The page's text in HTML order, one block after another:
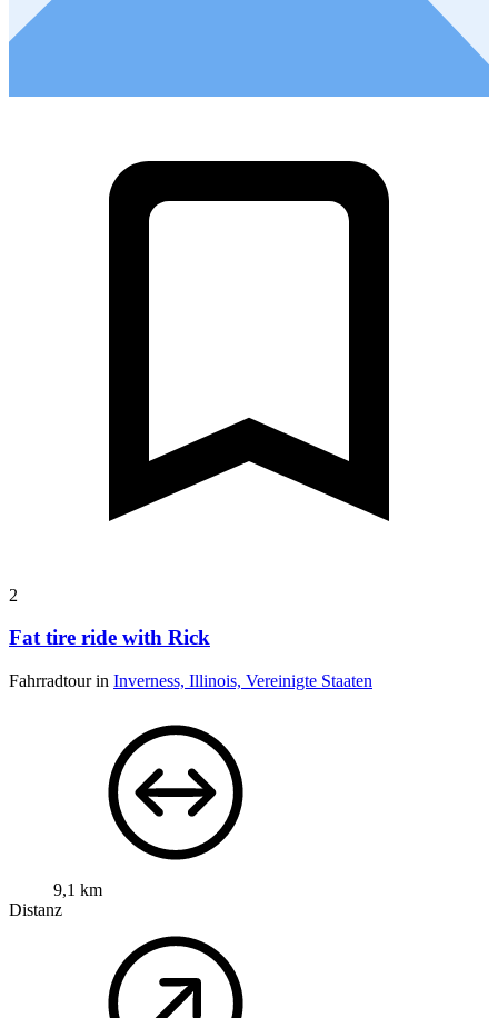
2
Fat tire ride with Rick
Fahrradtour in Inverness, Illinois, Vereinigte Staaten
9,1 km
Distanz